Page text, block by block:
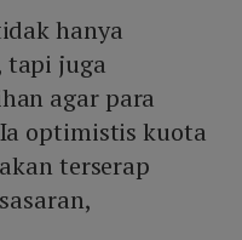
hanya
tapi juga
agar para
optimistis kuota
terserap